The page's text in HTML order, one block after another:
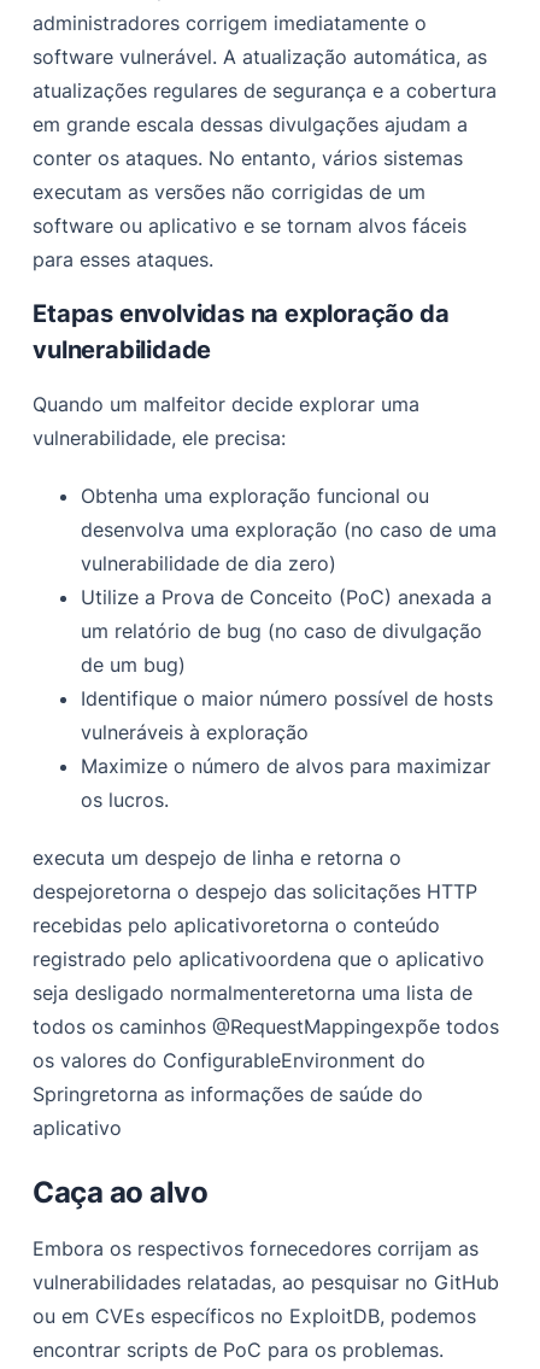
administradores corrigem imediatamente o
software vulnerável. A atualização automática, as
atualizações regulares de segurança e a cobertura
em grande escala dessas divulgações ajudam a
conter os ataques. No entanto, vários sistemas
executam as versões não corrigidas de um
software ou aplicativo e se tornam alvos fáceis
para esses ataques.
Etapas envolvidas na exploração da
vulnerabilidade
Quando um malfeitor decide explorar uma
vulnerabilidade, ele precisa:
Obtenha uma exploração funcional ou
desenvolva uma exploração (no caso de uma
vulnerabilidade de dia zero)
Utilize a Prova de Conceito (PoC) anexada a
um relatório de bug (no caso de divulgação
de um bug)
Identifique o maior número possível de hosts
vulneráveis à exploração
Maximize o número de alvos para maximizar
os lucros.
executa um despejo de linha e retorna o
despejoretorna o despejo das solicitações HTTP
recebidas pelo aplicativoretorna o conteúdo
registrado pelo aplicativoordena que o aplicativo
seja desligado normalmenteretorna uma lista de
todos os caminhos @RequestMappingexpõe todos
os valores do ConfigurableEnvironment do
Springretorna as informações de saúde do
aplicativo
Caça ao alvo
Embora os respectivos fornecedores corrijam as
vulnerabilidades relatadas, ao pesquisar no GitHub
ou em CVEs específicos no ExploitDB, podemos
encontrar scripts de PoC para os problemas.